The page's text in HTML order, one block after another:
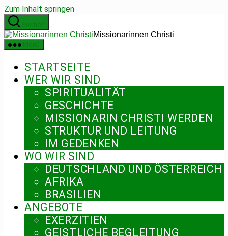
Zum Inhalt springen
Missionarinnen Christi
STARTSEITE
WER WIR SIND
SPIRITUALITÄT
GESCHICHTE
MISSIONARIN CHRISTI WERDEN
STRUKTUR UND LEITUNG
IM GEDENKEN
WO WIR SIND
DEUTSCHLAND UND ÖSTERREICH
AFRIKA
BRASILIEN
ANGEBOTE
EXERZITIEN
GEISTLICHE BEGLEITUNG